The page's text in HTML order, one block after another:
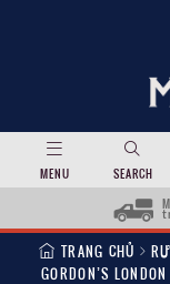
MENU SEARCH
TRANG CHỦ
GORDON’S